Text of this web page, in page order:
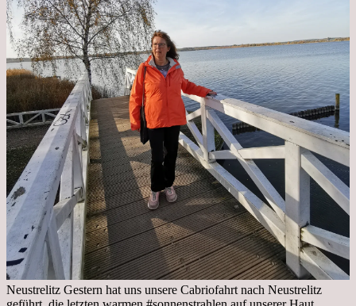
Neustrelitz Gestern hat uns unsere Cabriofahrt nach Neustrelitz